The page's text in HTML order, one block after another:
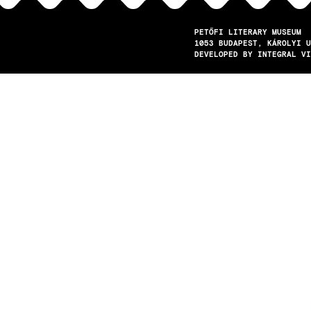
PETŐFI LITERARY MUSEUM
1053
BUDAPEST
KÁROLYI
DEVELOPED BY INTEGRAL